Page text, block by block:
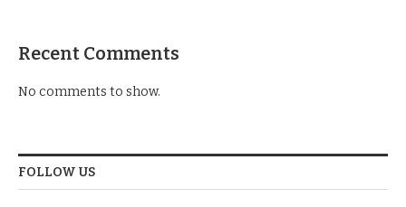
Recent Comments
No comments to show.
FOLLOW US